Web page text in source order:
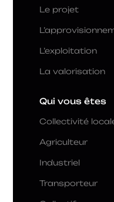
Le projet
L’exploitation
La valorisation
Qui vous êtes
Collectivité
Agriculteur
Industriel
Transporteur